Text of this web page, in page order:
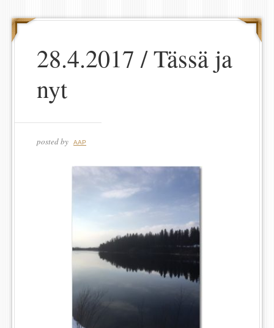
28.4.2017 / Tässä ja
nyt
posted by AAP